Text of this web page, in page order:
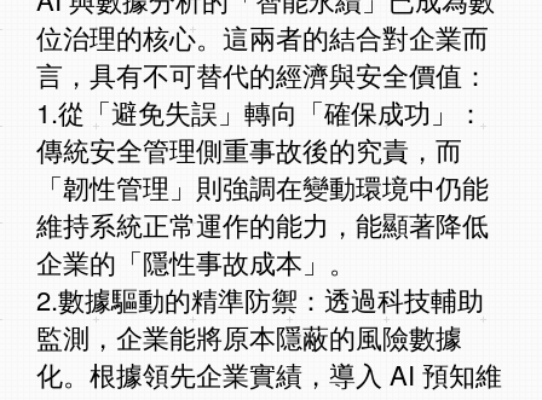
位治理的核心。這兩者的結合對企業而
言，具有不可替代的經濟與安全價值：
1.從「避免失誤」轉向「確保成功」：
傳統安全管理側重事故後的究責，而
「韌性管理」則強調在變動環境中仍能
維持系統正常運作的能力，能顯著降低
企業的「隱性事故成本」。
2.數據驅動的精準防禦：透過科技輔助
監測，企業能將原本隱蔽的風險數據
化。根據領先企業實績，導入 AI 預知維